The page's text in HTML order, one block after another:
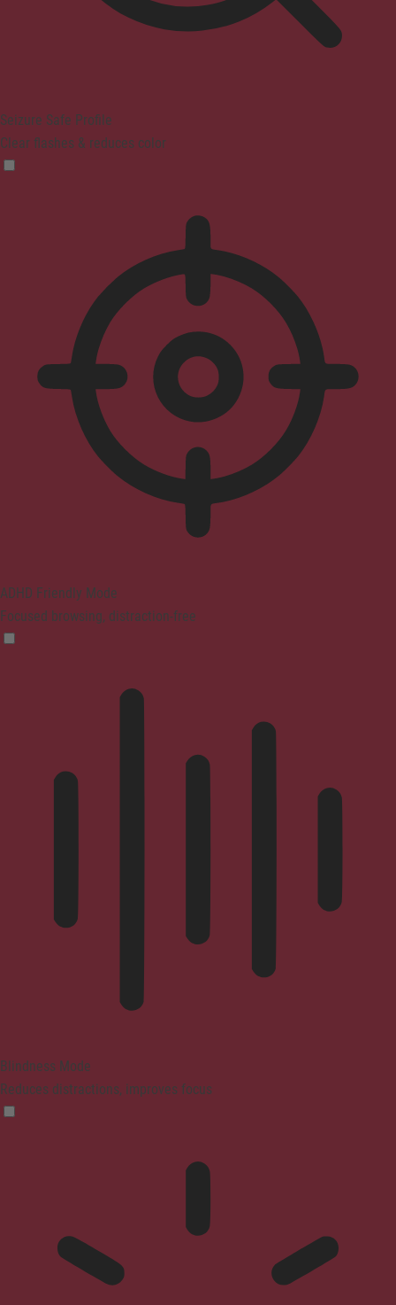
Seizure Safe Profile
Clear flashes & reduces color
ADHD Friendly Mode
Focused browsing, distraction-free
Blindness Mode
Reduces distractions, improves focus